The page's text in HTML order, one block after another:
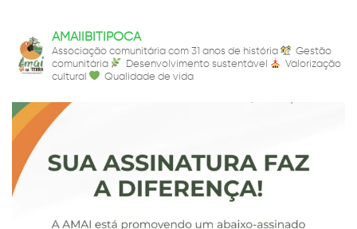
AMAIIBITIPOCA
Associação comunitária com 31 anos de história
Gestão
comunitária
Desenvolvimento sustentável
Valorização
cultural
Qualidade de vida